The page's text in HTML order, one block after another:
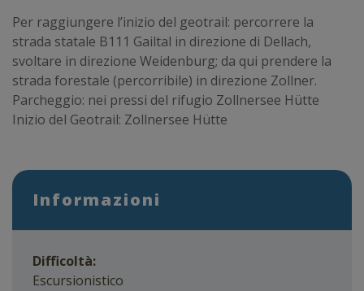
Per raggiungere l’inizio del geotrail: percorrere la
strada statale B111 Gailtal in direzione di Dellach,
svoltare in direzione Weidenburg; da qui prendere la
strada forestale (percorribile) in direzione Zollner.
Parcheggio: nei pressi del rifugio Zollnersee Hütte
Inizio del Geotrail: Zollnersee Hütte
Informazioni
Difficoltà:
Escursionistico